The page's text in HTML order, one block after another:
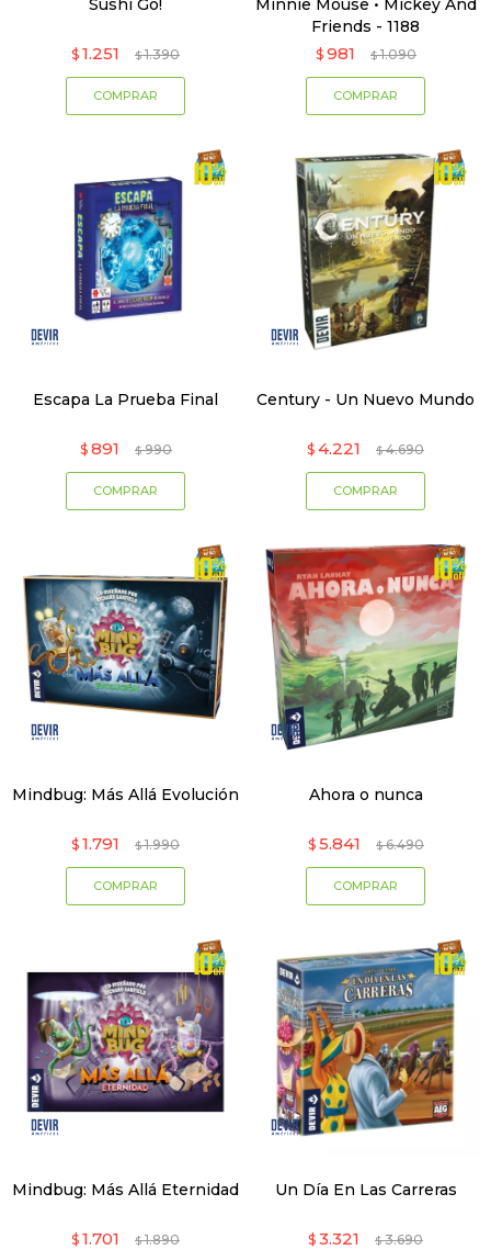
Sushi Go!
$ 1.251 $ 1.390
Minnie Mouse • Mickey And
Friends - 1188
$ 981 $ 1.090
Escapa La Prueba Final
$ 891 $ 990
Century - Un Nuevo Mundo
$ 4.221 $ 4.690
Mindbug: Más Allá Evolución
$ 1.791 $ 1.990
Ahora o nunca
$ 5.841 $ 6.490
Mindbug: Más Allá Eternidad
$ 1.701 $ 1.890
Un Día En Las Carreras
$ 3.321 $ 3.690